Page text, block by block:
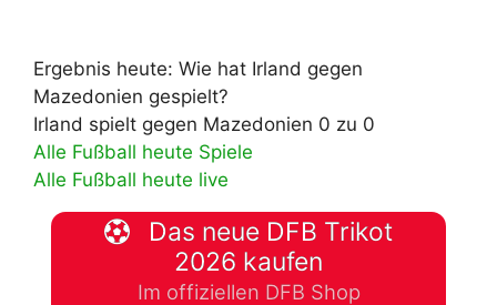
Ergebnis heute: Wie hat Irland gegen
Mazedonien gespielt?
Irland spielt gegen Mazedonien 0 zu 0
Alle Fußball heute Spiele
Alle Fußball heute live
Das neue DFB Trikot
2026 kaufen
Im offiziellen DFB Shop